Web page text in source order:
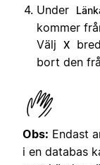
Under
kommer
Välj
X
bort den
Obs: Endast
i en databas